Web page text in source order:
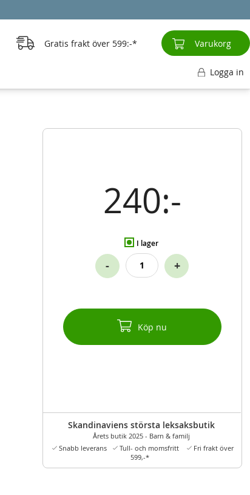
240:-
I lager
- +
Köp nu
Skandinaviens största leksaksbutik
Årets butik 2025 - Barn & familj
Snabb leverans
Tull- och momsfritt
Fri frakt över
599,-*
Gratis frakt över 599:- Varukorg
Logga in